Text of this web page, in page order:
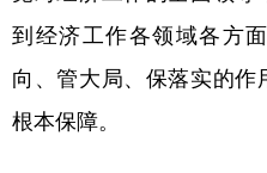
彩票 娱乐
公益 一带一路
文化产业
到经济工作各领域各方
向、管大局、保落实的
根本保障。